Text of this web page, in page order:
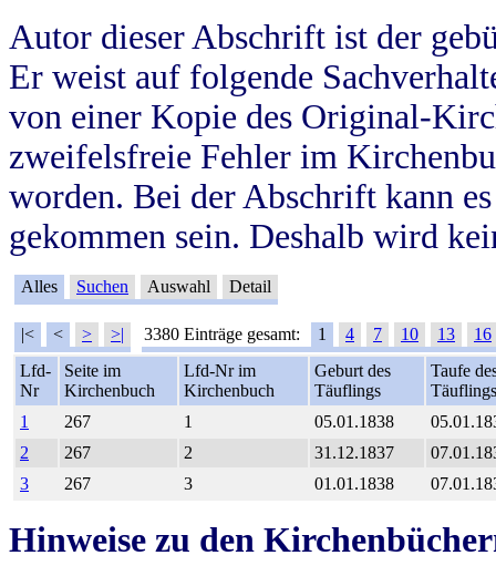
Autor dieser Abschrift ist der
Er weist auf folgende
von einer Kopie des Original-
zweifelsfreie Fehler im
worden. Bei der Abschrift kann
gekommen sein. Deshalb wird
Alles Suchen Auswahl Detail
|< < > >| 3380 Einträge gesamt: 1 4 7 10 13
16
Lfd-
Nr
Seite im
Kirchenbuch
Lfd-Nr im
Kirchenbuch
Geburt des
Täuflings
Taufe
Täuflings
1
267 1 05.01.1838
2
267 2 31.12.1837
3
267 3 01.01.1838
Hinweise zu den